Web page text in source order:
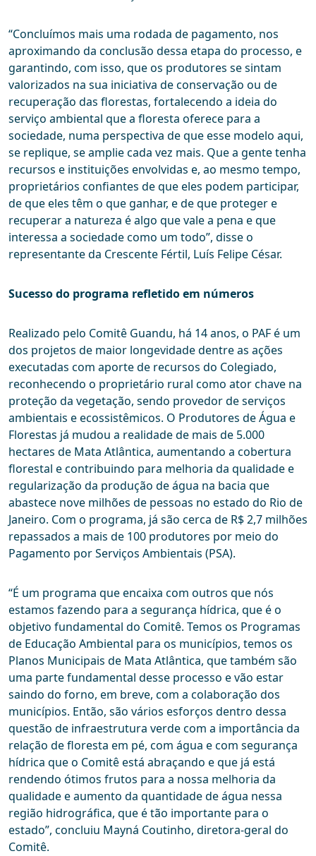
“Concluímos mais uma rodada de pagamento, nos
aproximando da conclusão dessa etapa do processo, e
garantindo, com isso, que os produtores se sintam
valorizados na sua iniciativa de conservação ou de
recuperação das florestas, fortalecendo a ideia do
serviço ambiental que a floresta oferece para a
sociedade, numa perspectiva de que esse modelo aqui,
se replique, se amplie cada vez mais. Que a gente tenha
recursos e instituições envolvidas e, ao mesmo tempo,
proprietários confiantes de que eles podem participar,
de que eles têm o que ganhar, e de que proteger e
recuperar a natureza é algo que vale a pena e que
interessa a sociedade como um todo”, disse o
representante da Crescente Fértil, Luís Felipe César.
Sucesso do programa refletido em números
Realizado pelo Comitê Guandu, há 14 anos, o PAF é um
dos projetos de maior longevidade dentre as ações
executadas com aporte de recursos do Colegiado,
reconhecendo o proprietário rural como ator chave na
proteção da vegetação, sendo provedor de serviços
ambientais e ecossistêmicos. O Produtores de Água e
Florestas já mudou a realidade de mais de 5.000
hectares de Mata Atlântica, aumentando a cobertura
florestal e contribuindo para melhoria da qualidade e
regularização da produção de água na bacia que
abastece nove milhões de pessoas no estado do Rio de
Janeiro. Com o programa, já são cerca de R$ 2,7 milhões
repassados a mais de 100 produtores por meio do
Pagamento por Serviços Ambientais (PSA).
“É um programa que encaixa com outros que nós
estamos fazendo para a segurança hídrica, que é o
objetivo fundamental do Comitê. Temos os Programas
de Educação Ambiental para os municípios, temos os
Planos Municipais de Mata Atlântica, que também são
uma parte fundamental desse processo e vão estar
saindo do forno, em breve, com a colaboração dos
municípios. Então, são vários esforços dentro dessa
questão de infraestrutura verde com a importância da
relação de floresta em pé, com água e com segurança
hídrica que o Comitê está abraçando e que já está
rendendo ótimos frutos para a nossa melhoria da
qualidade e aumento da quantidade de água nessa
região hidrográfica, que é tão importante para o
estado”, concluiu Mayná Coutinho, diretora-geral do
Comitê.